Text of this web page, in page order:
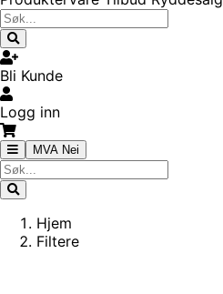
Bli Kunde
Logg inn
MVA Nei
Hjem
Filtere